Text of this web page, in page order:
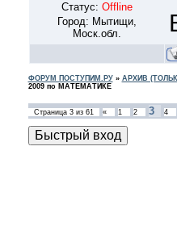
Статус: Offline
Город: Мытищи,
Моск.обл.
ФОРУМ ПОСТУПИМ.РУ» АРХИВ
2009 по МАТЕМАТИКЕ
Страница 3из 61 « 1 2 3 4